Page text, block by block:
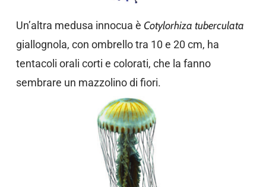
Un’altra medusa innocua è Cotylorhiza tuberculata
giallognola, con ombrello tra 10 e 20 cm, ha
tentacoli orali corti e colorati, che la fanno
sembrare un mazzolino di fiori.